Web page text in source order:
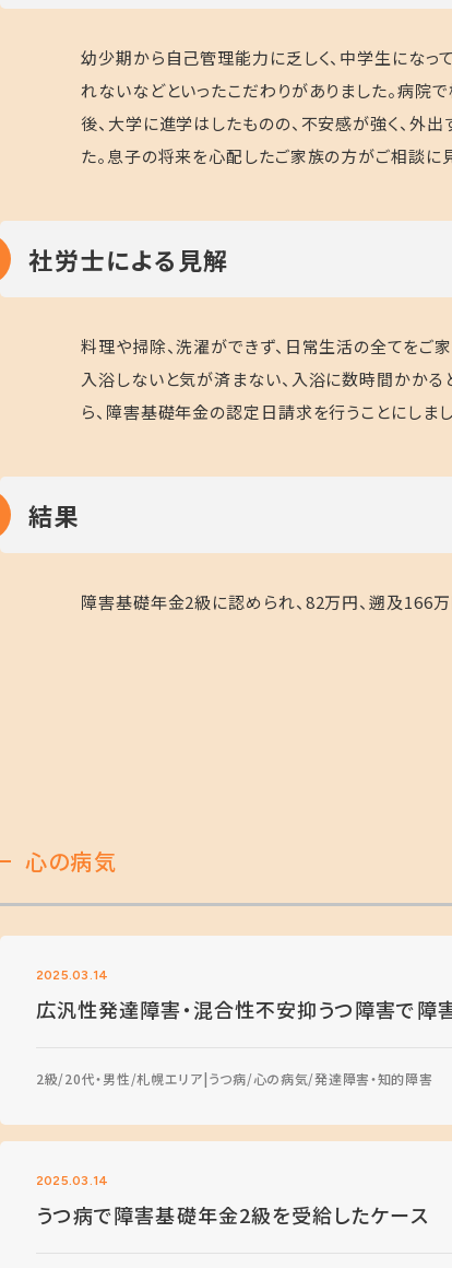
幼少期から自己管理能力に乏しく、中学生になっ
れないなどといったこだわりがありました。病院
後、大学に進学はしたものの、不安感が強く、外
た。息子の将来を心配したご家族の方がご相談に
社労士による見解
料理や掃除、洗濯ができず、日常生活の全てをご
入浴しないと気が済まない、入浴に数時間かかる
ら、障害基礎年金の認定日請求を行うことにしまし
結果
障害基礎年金2級に認められ、 82万円、遡及166
心の病気
2025.03.14
広汎性発達障害・混合性不安抑うつ障害で障
2級 20代・男性 札幌エリア うつ病 心の病気 発達障害・知的障害
2025.03.14
うつ病で障害基礎年金2級を受給したケース